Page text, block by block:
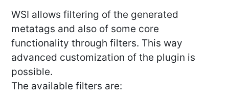
WSI allows filtering of the generated
metatags and also of some core
functionality through filters. This way
advanced customization of the plugin is
possible.
The available filters are: